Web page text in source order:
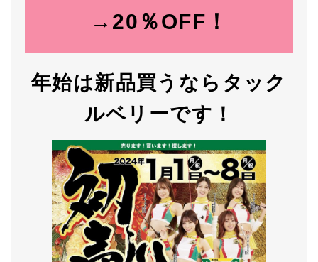
→20％OFF！
年始は新品買うならタック
ルベリーです！